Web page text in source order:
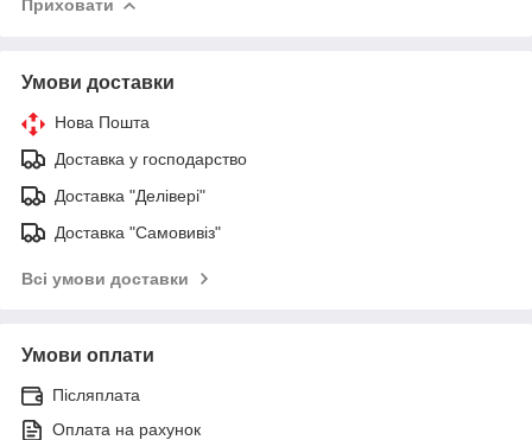
Приховати
Умови доставки
Нова Пошта
Доставка у господарство
Доставка "Делівері"
Доставка "Самовивіз"
Всі умови доставки
Умови оплати
Післяплата
Оплата на рахунок